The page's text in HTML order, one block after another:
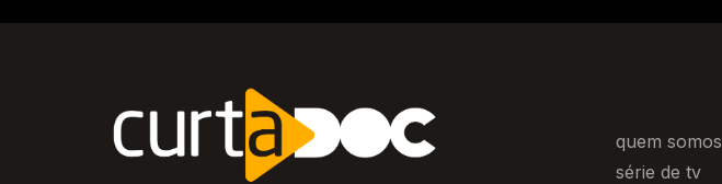
quem somos
série de tv